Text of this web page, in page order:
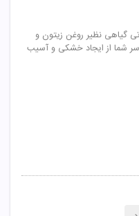
حاوی ترکیباتی گیاهی نظیر روغن زیتون و
سر شما از ایجاد خشکی و آسیب